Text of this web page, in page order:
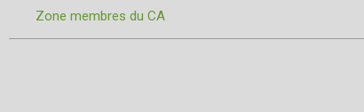
Zone membres du CA